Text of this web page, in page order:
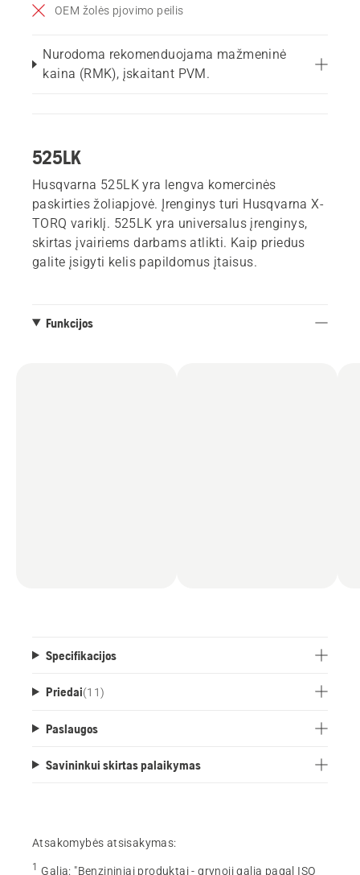
OEM žolės pjovimo peilis
Nurodoma rekomenduojama mažmeninė
kaina (RMK), įskaitant PVM.
525LK
Husqvarna 525LK yra lengva komercinės
paskirties žoliapjovė. Įrenginys turi Husqvarna X-
TORQ variklį. 525LK yra universalus įrenginys,
skirtas įvairiems darbams atlikti. Kaip priedus
galite įsigyti kelis papildomus įtaisus.
Funkcijos
Specifikacijos
Priedai(11)
Paslaugos
Savininkui skirtas palaikymas
Atsakomybės atsisakymas:
1 Galia: "Benzininiai produktai - grynoji galia pagal ISO